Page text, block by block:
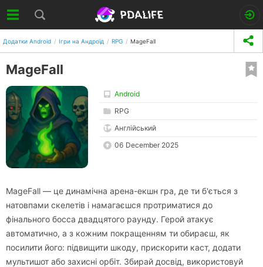
Додатки Android Ігри на Андроїд RPG MageFall
MageFall
Android
RPG
Англійський
06 December 2025
MageFall — це динамічна арена-екшн гра, де ти б'ється з
натовпами скелетів і намагаєшся протриматися до
фінального босса двадцятого раунду. Герой атакує
автоматично, а з кожним покращенням ти обираєш, як
посилити його: підвищити шкоду, прискорити каст, додати
мультишот або захисні орбіт. Збирай досвід, використовуй